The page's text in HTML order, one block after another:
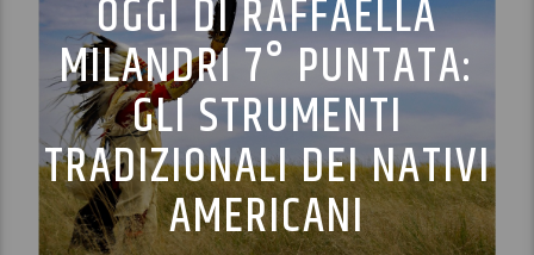
OGGI DI RAFFAELLA
MILANDRI 7° PUNTATA:
GLI STRUMENTI
TRADIZIONALI DEI NATIVI
AMERICANI